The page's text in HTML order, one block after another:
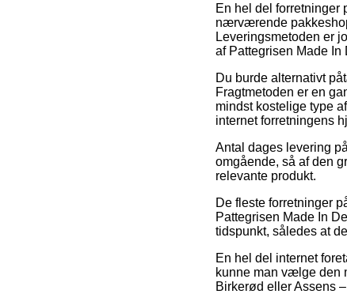
En hel del forretninger
nærværende
Leveringsmetoden er
af Pattegrisen Made In
Du burde alternativt
Fragtmetoden er en
mindst kostelige type
internet forretningens
Antal dages levering
omgående, så af den
relevante produkt.
De fleste forretninger
Pattegrisen Made In
tidspunkt, således at
En hel del internet
kunne man vælge den
Birkerød eller Assens